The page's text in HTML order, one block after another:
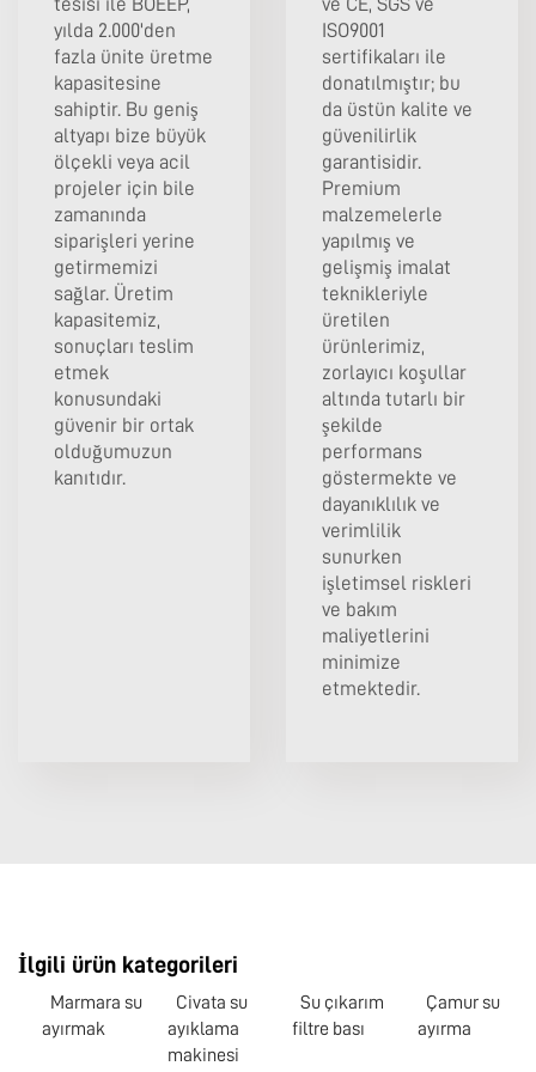
tesisi ile BOEEP,
yılda 2.000'den
fazla ünite üretme
kapasitesine
sahiptir. Bu geniş
altyapı bize büyük
ölçekli veya acil
projeler için bile
zamanında
siparişleri yerine
getirmemizi
sağlar. Üretim
kapasitemiz,
sonuçları teslim
etmek
konusundaki
güvenir bir ortak
olduğumuzun
kanıtıdır.
ve CE, SGS ve
ISO9001
sertifikaları ile
donatılmıştır; bu
da üstün kalite ve
güvenilirlik
garantisidir.
Premium
malzemelerle
yapılmış ve
gelişmiş imalat
teknikleriyle
üretilen
ürünlerimiz,
zorlayıcı koşullar
altında tutarlı bir
şekilde
performans
göstermekte ve
dayanıklılık ve
verimlilik
sunurken
işletimsel riskleri
ve bakım
maliyetlerini
minimize
etmektedir.
İlgili ürün kategorileri
Marmara su
ayırmak
Civata su
ayıklama
makinesi
Su çıkarım
filtre bası
Çamur su
ayırma